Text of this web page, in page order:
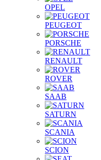
OPEL
PEUGEOT
PORSCHE
RENAULT
ROVER
SAAB
SATURN
SCANIA
SCION